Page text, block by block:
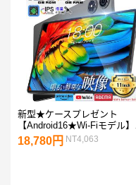
新型★ケースプレゼント
【Android16★Wi-Fiモデル】
GPS搭載 11インチ TECLAST
128GB Android16 GPS 8コア
18,780円 NT4,063